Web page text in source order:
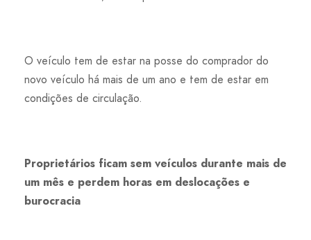
O veículo tem de estar na posse do comprador do
novo veículo há mais de um ano e tem de estar em
condições de circulação.
Proprietários ficam sem veículos durante mais de
um mês e perdem horas em deslocações e
burocracia